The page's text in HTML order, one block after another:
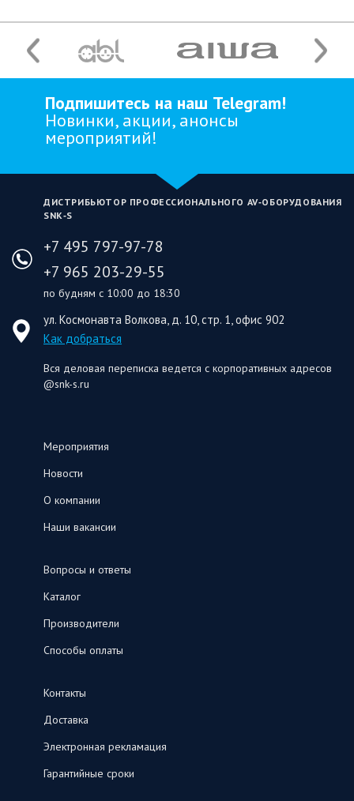
Подпишитесь на наш Telegram!
Новинки, акции, анонсы
мероприятий!
ДИСТРИБЬЮТОР ПРОФЕССИОНАЛЬНОГО AV‑ОБОРУДОВАНИЯ
SNK‑S
+7 495 797-97-78
+7 965 203-29-55
по будням с 10:00 до 18:30
ул. Космонавта Волкова, д. 10, стр. 1, офис 902
Как добраться
Вся деловая переписка ведется с корпоративных адресов
@snk-s.ru
Мероприятия
Новости
О компании
Наши вакансии
Вопросы и ответы
Каталог
Производители
Способы оплаты
Контакты
Доставка
Электронная рекламация
Гарантийные сроки